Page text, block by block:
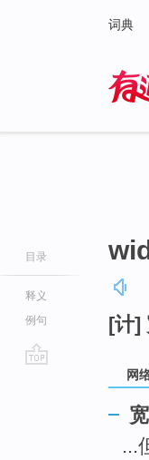
词典
目录
释义
例句
[计]
网
...